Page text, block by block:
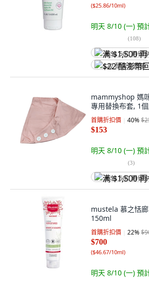
($25.86/10ml)
明天 8/10 (一) 預
(108)
满 $1,500 再省
$22 酷澎幣回饋
mammyshop 媽
專用替換布套, 1
首購折扣價 40%
$153
明天 8/10 (一) 預
(3)
满 $1,500 再省
mustela 慕之恬
150ml
首購折扣價 22%
$700
($46.67/10ml)
明天 8/10 (一) 預